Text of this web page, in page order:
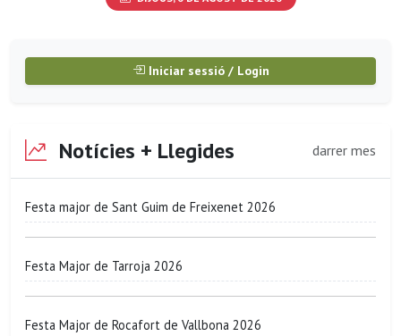
Iniciar sessió / Login
Notícies + Llegides darrer mes
Festa major de Sant Guim de Freixenet 2026
Festa Major de Tarroja 2026
Festa Major de Rocafort de Vallbona 2026